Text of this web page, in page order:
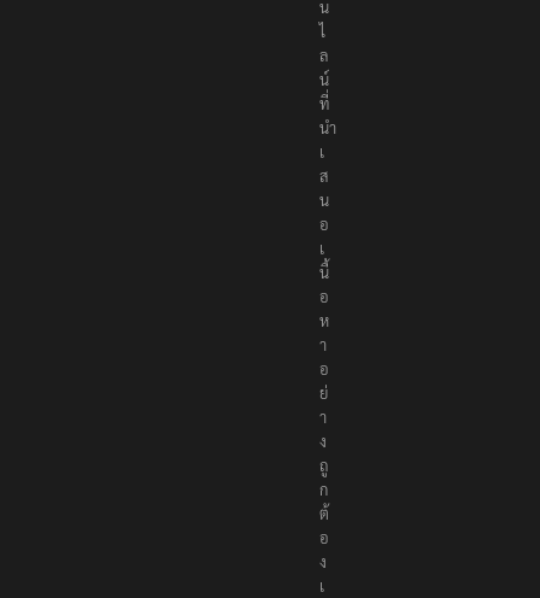
น
ไ
ล
น์
ที่
นำ
เ
ส
น
อ
เ
นื้
อ
ห
า
อ
ย่
า
ง
ถู
ก
ต้
อ
ง
เ